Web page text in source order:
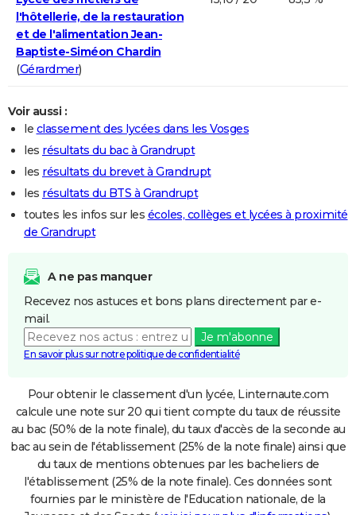
l'hôtellerie, de la restauration
et de l'alimentation Jean-
Baptiste-Siméon Chardin
(Gérardmer)
Voir aussi :
le classement des lycées dans les Vosges
les résultats du bac à Grandrupt
les résultats du brevet à Grandrupt
les résultats du BTS à Grandrupt
toutes les infos sur les écoles, collèges et lycées à proximité
de Grandrupt
A ne pas manquer
Recevez nos astuces et bons plans directement par e-
mail.
Je m'abonne
En savoir plus sur notre politique de confidentialité
Pour obtenir le classement d'un lycée, Linternaute.com
calcule une note sur 20 qui tient compte du taux de réussite
au bac (50% de la note finale), du taux d'accès de la seconde au
bac au sein de l'établissement (25% de la note finale) ainsi que
du taux de mentions obtenues par les bacheliers de
l'établissement (25% de la note finale). Ces données sont
fournies par le ministère de l'Education nationale, de la